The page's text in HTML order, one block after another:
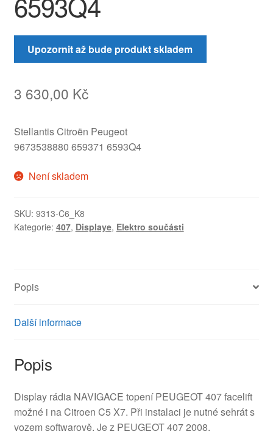
Upozornit až bude produkt skladem
3 630,00 Kč
Stellantis Citroën Peugeot
9673538880 659371 6593Q4
Není skladem
SKU: 9313-C6_K8
Kategorie: 407, Displaye, Elektro součásti
Popis
Další informace
Popis
Display rádia NAVIGACE topení PEUGEOT 407 facelift
možné i na Citroen C5 X7. Při instalaci je nutné sehrát s
vozem softwarově. Je z PEUGEOT 407 2008.